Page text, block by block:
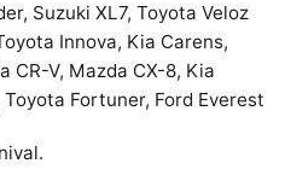
Suzuki XL7, Toyota Veloz
Innova, Kia Carens,
CR-V, Mazda CX-8, Kia
Fortuner, Ford Everest